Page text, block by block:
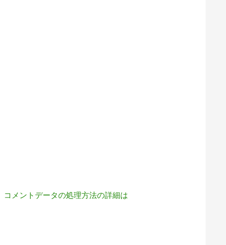
コメントデータの処理方法の詳細は